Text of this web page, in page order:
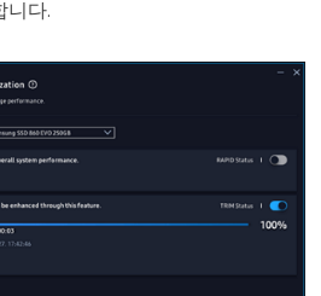
니다.